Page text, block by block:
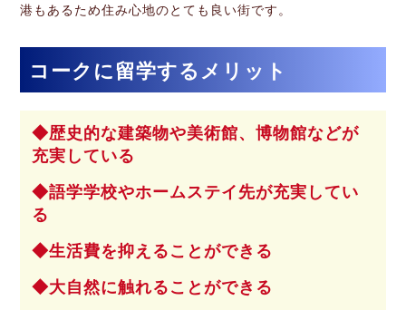
港もあるため住み心地のとても良い街です。
コークに留学するメリット
歴史的な建築物や美術館、博物館などが
充実している
語学学校やホームステイ先が充実してい
る
生活費を抑えることができる
大自然に触れることができる